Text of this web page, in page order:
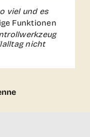
viel und es
Funktionen
nicht
erheblich
im
werden.
ich sie
sofort
wir
automatische
Monat einen
ohne
in einer